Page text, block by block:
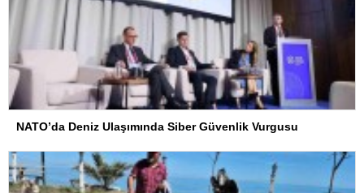
NATO’da Deniz Ulaşımında Siber Güvenlik Vurgusu